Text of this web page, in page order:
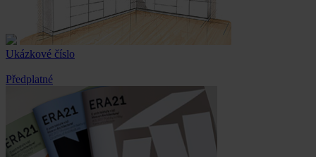
Ukázkové číslo
Předplatné